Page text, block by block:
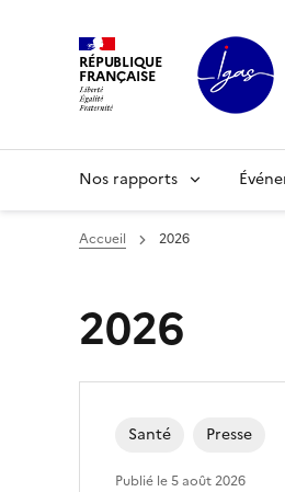
RÉPUBLIQUE
FRANÇAISE
Nos rapports
Accueil 2026
2026
Santé Presse
Publié le5 août 2026